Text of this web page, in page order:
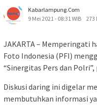
Kabarlampung.com
9 Mei 2021 - 08:31 WIB
273
JAKARTA – Memperingati
Foto Indonesia (PFI)
“Sinergitas Pers dan Polri”,
Diskusi daring ini digelar
membutuhkan informasi